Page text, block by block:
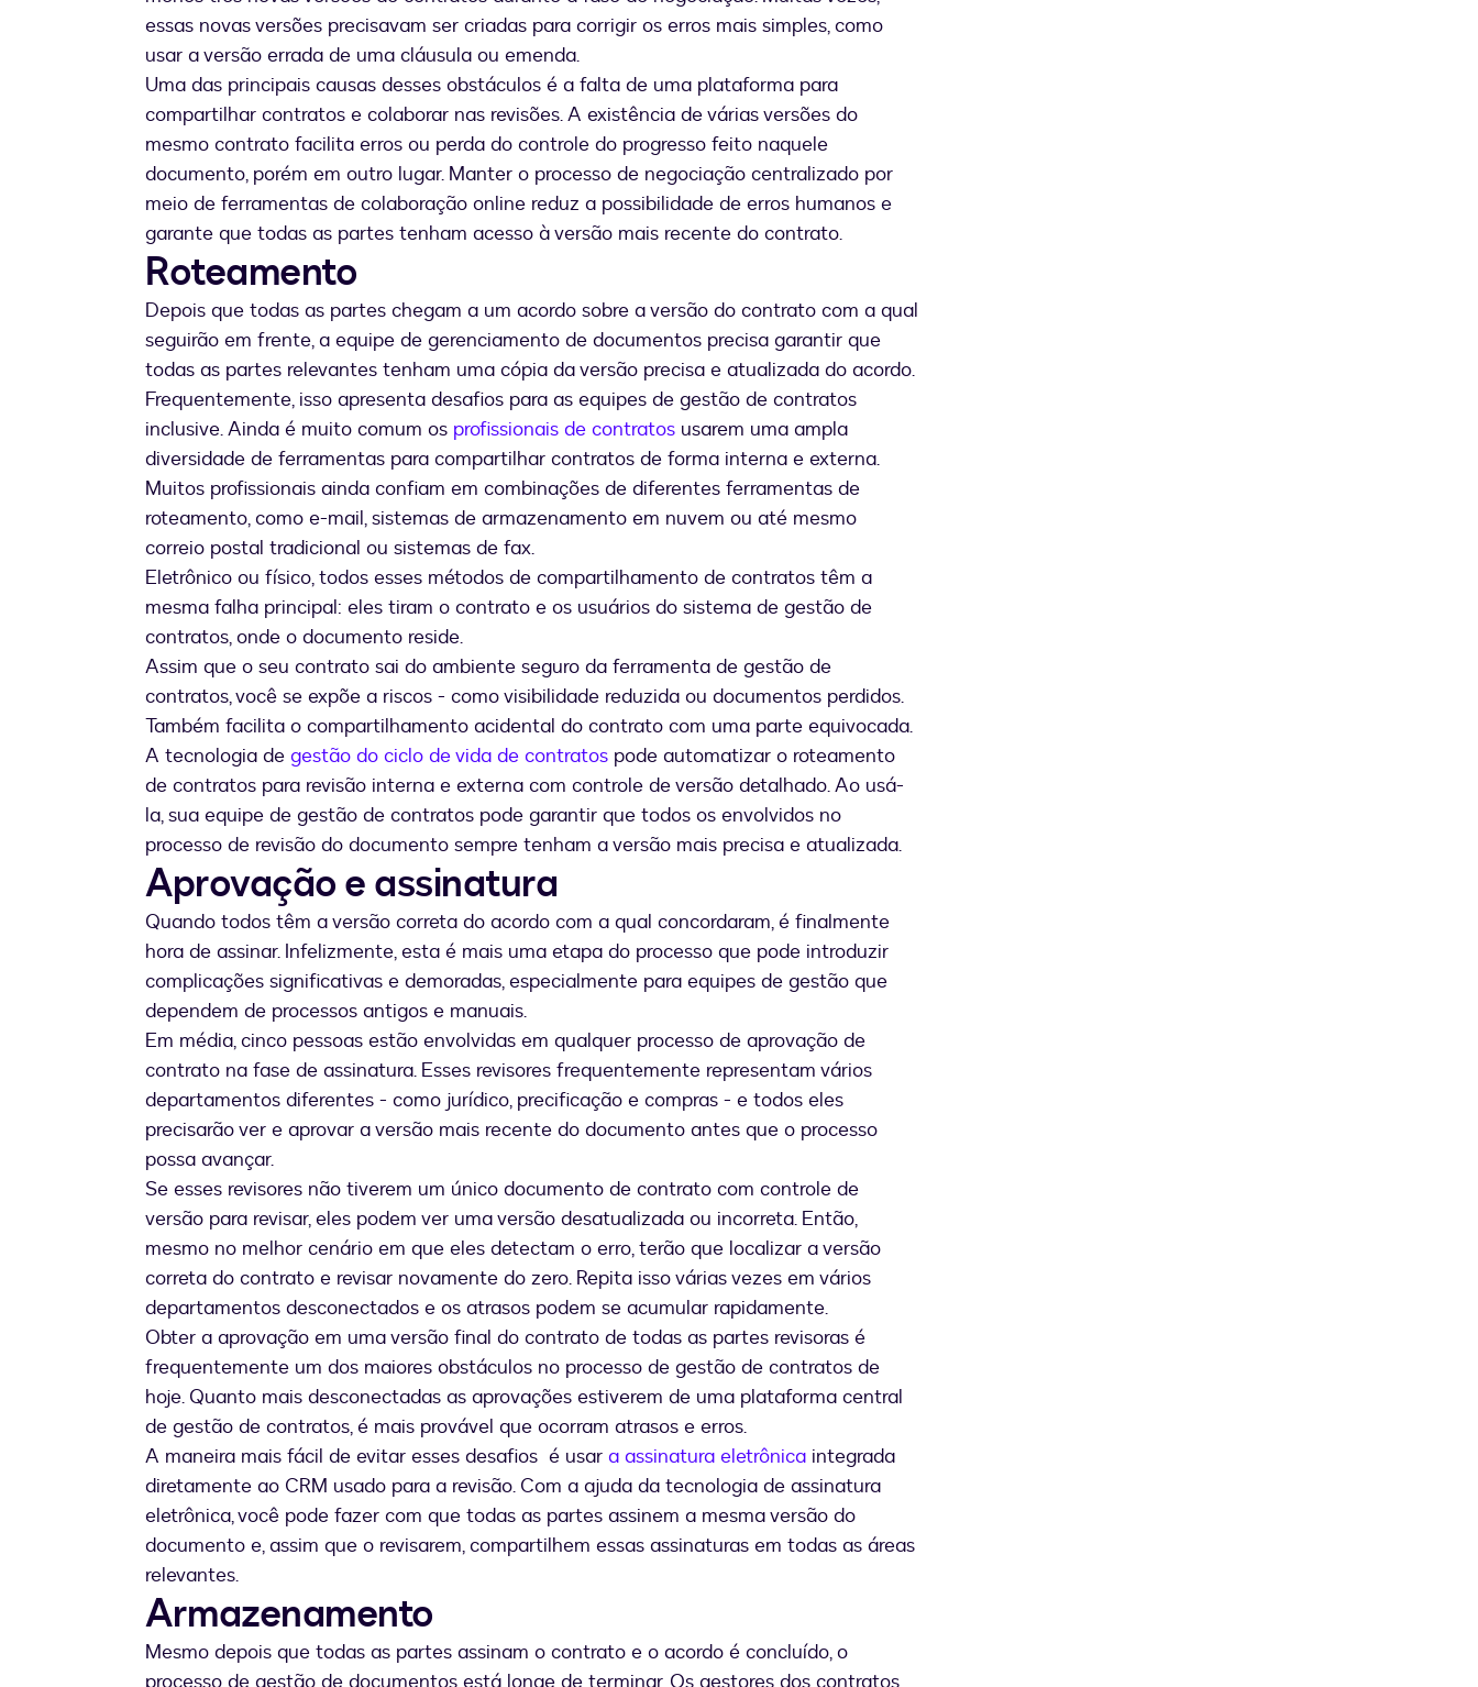
essas novas versões precisavam ser criadas para corrigir os erros mais simples, como
usar a versão errada de uma cláusula ou emenda.
Uma das principais causas desses obstáculos é a falta de uma plataforma para
compartilhar contratos e colaborar nas revisões. A existência de várias versões do
mesmo contrato facilita erros ou perda do controle do progresso feito naquele
documento, porém em outro lugar. Manter o processo de negociação centralizado por
meio de ferramentas de colaboração online reduz a possibilidade de erros humanos e
garante que todas as partes tenham acesso à versão mais recente do contrato.
Roteamento
Depois que todas as partes chegam a um acordo sobre a versão do contrato com a qual
seguirão em frente, a equipe de gerenciamento de documentos precisa garantir que
todas as partes relevantes tenham uma cópia da versão precisa e atualizada do acordo.
Frequentemente, isso apresenta desafios para as equipes de gestão de contratos
inclusive. Ainda é muito comum os profissionais de contratos usarem uma ampla
diversidade de ferramentas para compartilhar contratos de forma interna e externa.
Muitos profissionais ainda confiam em combinações de diferentes ferramentas de
roteamento, como e-mail, sistemas de armazenamento em nuvem ou até mesmo
correio postal tradicional ou sistemas de fax.
Eletrônico ou físico, todos esses métodos de compartilhamento de contratos têm a
mesma falha principal: eles tiram o contrato e os usuários do sistema de gestão de
contratos, onde o documento reside.
Assim que o seu contrato sai do ambiente seguro da ferramenta de gestão de
contratos, você se expõe a riscos - como visibilidade reduzida ou documentos perdidos.
Também facilita o compartilhamento acidental do contrato com uma parte equivocada.
A tecnologia de gestão do ciclo de vida de contratos pode automatizar o roteamento
de contratos para revisão interna e externa com controle de versão detalhado. Ao usá-
la, sua equipe de gestão de contratos pode garantir que todos os envolvidos no
processo de revisão do documento sempre tenham a versão mais precisa e atualizada.
Aprovação e assinatura
Quando todos têm a versão correta do acordo com a qual concordaram, é finalmente
hora de assinar. Infelizmente, esta é mais uma etapa do processo que pode introduzir
complicações significativas e demoradas, especialmente para equipes de gestão que
dependem de processos antigos e manuais.
Em média, cinco pessoas estão envolvidas em qualquer processo de aprovação de
contrato na fase de assinatura. Esses revisores frequentemente representam vários
departamentos diferentes - como jurídico, precificação e compras - e todos eles
precisarão ver e aprovar a versão mais recente do documento antes que o processo
possa avançar.
Se esses revisores não tiverem um único documento de contrato com controle de
versão para revisar, eles podem ver uma versão desatualizada ou incorreta. Então,
mesmo no melhor cenário em que eles detectam o erro, terão que localizar a versão
correta do contrato e revisar novamente do zero. Repita isso várias vezes em vários
departamentos desconectados e os atrasos podem se acumular rapidamente.
Obter a aprovação em uma versão final do contrato de todas as partes revisoras é
frequentemente um dos maiores obstáculos no processo de gestão de contratos de
hoje. Quanto mais desconectadas as aprovações estiverem de uma plataforma central
de gestão de contratos, é mais provável que ocorram atrasos e erros.
A maneira mais fácil de evitar esses desafios é usar a assinatura eletrônica integrada
diretamente ao CRM usado para a revisão. Com a ajuda da tecnologia de assinatura
eletrônica, você pode fazer com que todas as partes assinem a mesma versão do
documento e, assim que o revisarem, compartilhem essas assinaturas em todas as áreas
relevantes.
Armazenamento
Mesmo depois que todas as partes assinam o contrato e o acordo é concluído, o